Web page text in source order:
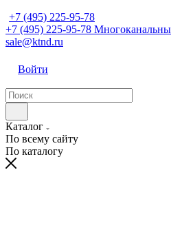
+7 (495) 225-95-78
+7 (495) 225-95-78
sale@ktnd.ru
Войти
Каталог
По всему сайту
По каталогу